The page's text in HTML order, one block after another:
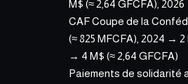
M$ (≈ 2,64 GFCFA),
CAF Coupe de la
(≈ 825 MFCFA), 2024 → 2
→ 4 M$ (≈ 2,64 GFCFA)
Paiements de solidarité